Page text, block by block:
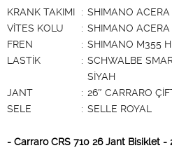
KRANK TAKIMI
: SHIMANO
VİTES KOLU
: SHIMANO
FREN
: SHIMANO M355
LASTİK
: SCHWALBE
SİYAH
JANT
: 26″ CARRARO
SELE
: SELLE ROYAL
- Carraro CRS 710 26 Jant Bisiklet -